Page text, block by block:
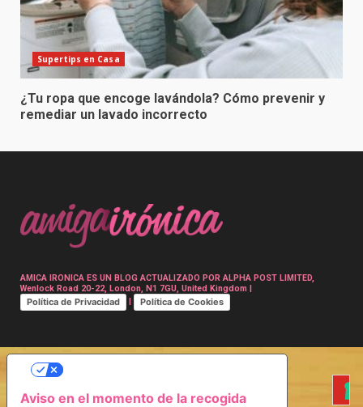
Supertips en Casa
¿Tu ropa que encoge lavándola? Cómo prevenir y
remediar un lavado incorrecto
AMICA IRONICA ES UN BLOG ACTUALIZADO POR ALPHA POST LIMITED,
Wenlock Road 20-22, London, N1 7GU, United Kingdom |
Política de Privacidad Política de Cookies
Aviso en el momento de la recogida
SUS OPCIONES DE PRIVACIDAD